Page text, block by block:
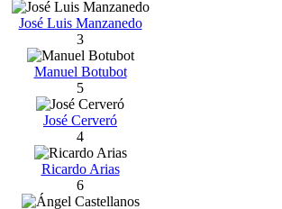
José Luis Manzanedo
3
Manuel Botubot
5
José Cerveró
4
Ricardo Arias
6